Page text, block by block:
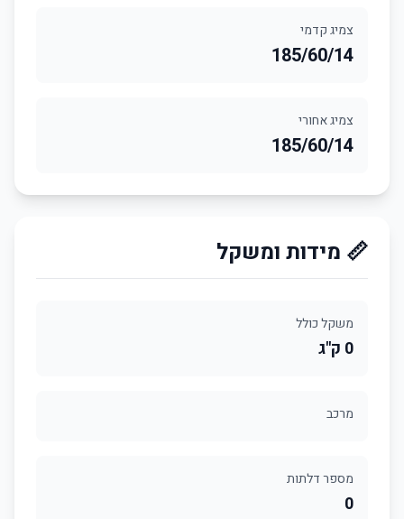
צמיג קדמי
185/60/14
צמיג אחורי
185/60/14
📏 מידות ומשקל
משקל כולל
0 ק"ג
מרכב
מספר דלתות
0